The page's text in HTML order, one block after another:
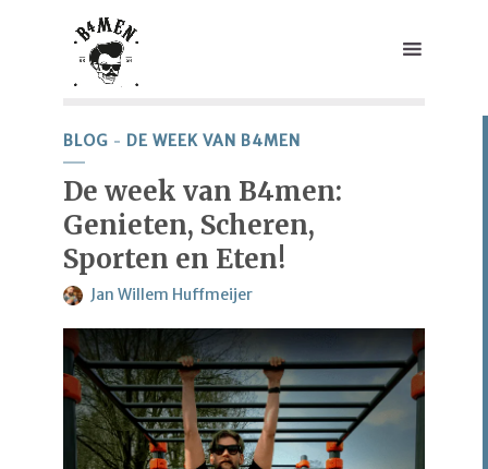
BLOG DE WEEK VAN B4MEN
De week van B4men:
Genieten, Scheren,
Sporten en Eten!
Jan Willem Huffmeijer